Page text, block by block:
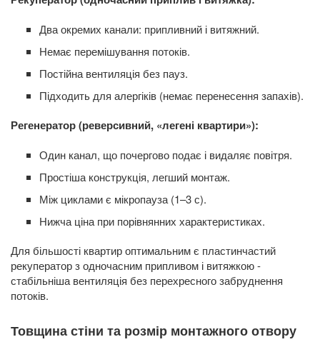
Два окремих канали: припливний і витяжний.
Немає перемішування потоків.
Постійна вентиляція без пауз.
Підходить для алергіків (немає перенесення запахів).
Регенератор (реверсивний, «легені квартири»):
Один канал, що почергово подає і видаляє повітря.
Простіша конструкція, легший монтаж.
Між циклами є мікропауза (1–3 с).
Нижча ціна при порівнянних характеристиках.
Для більшості квартир оптимальним є пластинчастий
рекуператор з одночасним припливом і витяжкою -
стабільніша вентиляція без перехресного забруднення
потоків.
Товщина стіни та розмір монтажного отвору